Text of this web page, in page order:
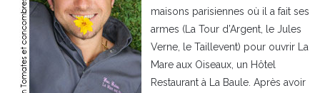
maisons parisiennes où il a fait ses
armes (La Tour d’Argent, le Jules
Verne, le Taillevent) pour ouvrir La
Mare aux Oiseaux, un Hôtel
Restaurant à La Baule. Après avoir